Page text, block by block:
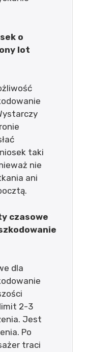
o
lot
taki
nie
ani
czasowe
dla
2-3
Jest
Po
traci